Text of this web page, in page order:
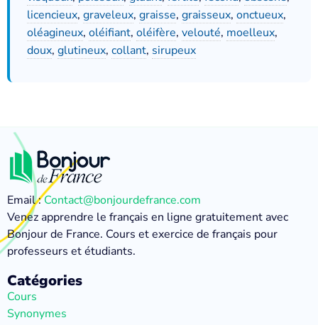
licencieux, graveleux, graisse, graisseux, onctueux,
oléagineux, oléifiant, oléifère, velouté, moelleux,
doux, glutineux, collant, sirupeux
Email :Contact@bonjourdefrance.com
Venez apprendre le français en ligne gratuitement avec
Bonjour de France. Cours et exercice de français pour
professeurs et étudiants.
Catégories
Cours
Synonymes